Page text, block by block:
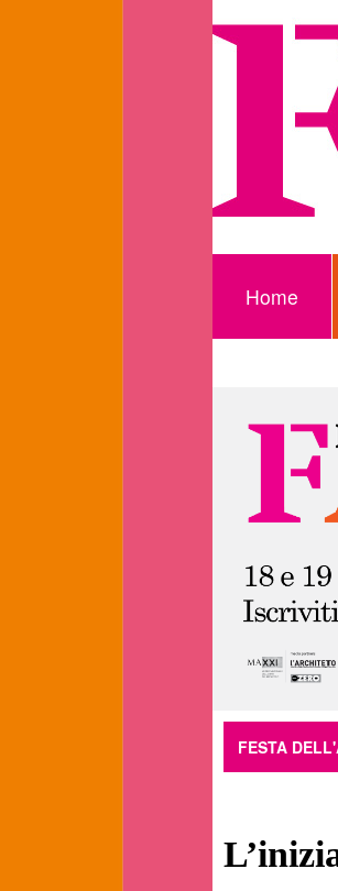
Home
FESTA